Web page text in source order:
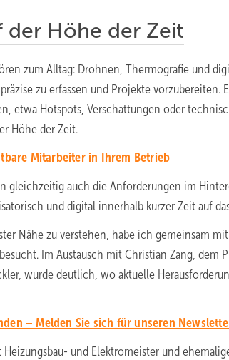
der Höhe der Zeit
zum Alltag: Drohnen, Thermografie und
zu erfassen und Projekte
etwa Hotspots, Verschattungen oder
Höhe der Zeit.
re Mitarbeiter in Ihrem Betrieb
gleichzeitig auch die Anforderungen im
und digital innerhalb kurzer Zeit auf
Nähe zu verstehen, habe ich gemeinsam
Im Austausch mit Christian Zang, dem
wurde deutlich, wo aktuelle
– Melden Sie sich für unseren
Heizungsbau- und Elektromeister und